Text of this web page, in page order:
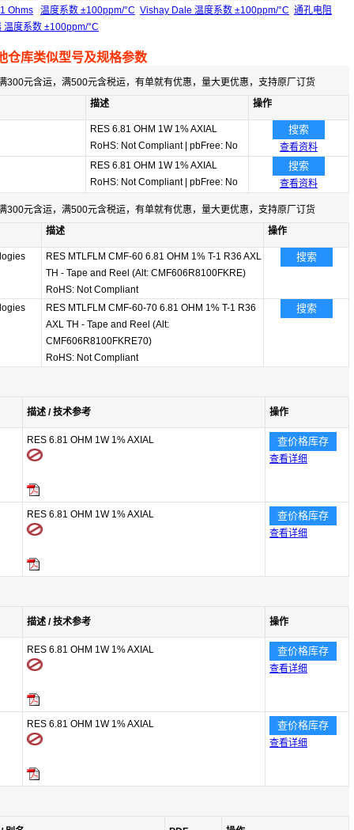
Ohms
温度系数 ±100ppm/°C Vishay Dale 温度系数 ±100ppm/°C 通孔电阻
度系数 ±100ppm/°C
仓库类似型号及规格参数
元含运，满500元含税运，有单就有优惠，量大更优惠，支持原厂订货
描述
操作
RES 6.81 OHM 1W 1% AXIAL
RoHS: Not Compliant pbFree: No
搜索
查看资料
RES 6.81 OHM 1W 1% AXIAL
RoHS: Not Compliant pbFree: No
搜索
查看资料
元含运，满500元含税运，有单就有优惠，量大更优惠，支持原厂订货
描述
操作
RES MTLFLM CMF-60 6.81 OHM 1% T-1 R36 AXL
TH - Tape and Reel (Alt: CMF606R8100FKRE)
RoHS: Not Compliant
搜索
RES MTLFLM CMF-60-70 6.81 OHM 1% T-1 R36
AXL TH - Tape and Reel (Alt:
CMF606R8100FKRE70)
RoHS: Not Compliant
搜索
描述 / 技术参考 操作
RES 6.81 OHM 1W 1% AXIAL 查价格库存
查看详细
RES 6.81 OHM 1W 1% AXIAL 查价格库存
查看详细
描述 / 技术参考 操作
RES 6.81 OHM 1W 1% AXIAL 查价格库存
查看详细
RES 6.81 OHM 1W 1% AXIAL 查价格库存
查看详细